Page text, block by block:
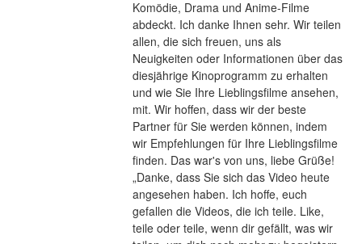
Komödie, Drama und Anime-Filme
abdeckt. Ich danke Ihnen sehr. Wir teilen
allen, die sich freuen, uns als
Neuigkeiten oder Informationen über das
diesjährige Kinoprogramm zu erhalten
und wie Sie Ihre Lieblingsfilme ansehen,
mit. Wir hoffen, dass wir der beste
Partner für Sie werden können, indem
wir Empfehlungen für Ihre Lieblingsfilme
finden. Das war's von uns, liebe Grüße!
„Danke, dass Sie sich das Video heute
angesehen haben. Ich hoffe, euch
gefallen die Videos, die ich teile. Like,
teile oder teile, wenn dir gefällt, was wir